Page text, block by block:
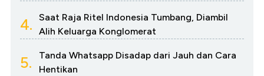
4.
Saat Raja Ritel Indonesia Tumbang, Diambil
Alih Keluarga Konglomerat
5.
Tanda Whatsapp Disadap dari Jauh dan Cara
Hentikan